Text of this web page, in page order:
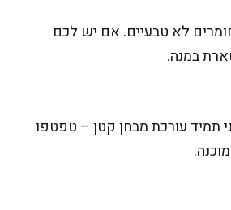
לא טבעיים. אם יש לכם
במנה.
תמיד עורכת מבחן קטן – טפטפו